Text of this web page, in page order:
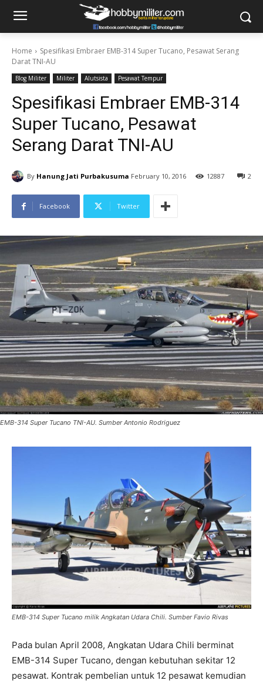
Home
Spesifikasi Embraer EMB-314 Super Tucano, Pesawat Serang
Darat TNI-AU
Blog Militer Militer Alutsista Pesawat Tempur
Spesifikasi Embraer EMB-314
Super Tucano, Pesawat
Serang Darat TNI-AU
By Hanung Jati Purbakusuma February 10, 2016 2
12887
Facebook Twitter
EMB-314 Super Tucano TNI-AU. Sumber Antonio Rodriguez
EMB-314 Super Tucano milik Angkatan Udara Chili. Sumber Favio Rivas
Pada bulan April 2008, Angkatan Udara Chili berminat
EMB-314 Super Tucano, dengan kebutuhan sekitar 12
pesawat. Kontrak pembelian untuk 12 pesawat kemudian